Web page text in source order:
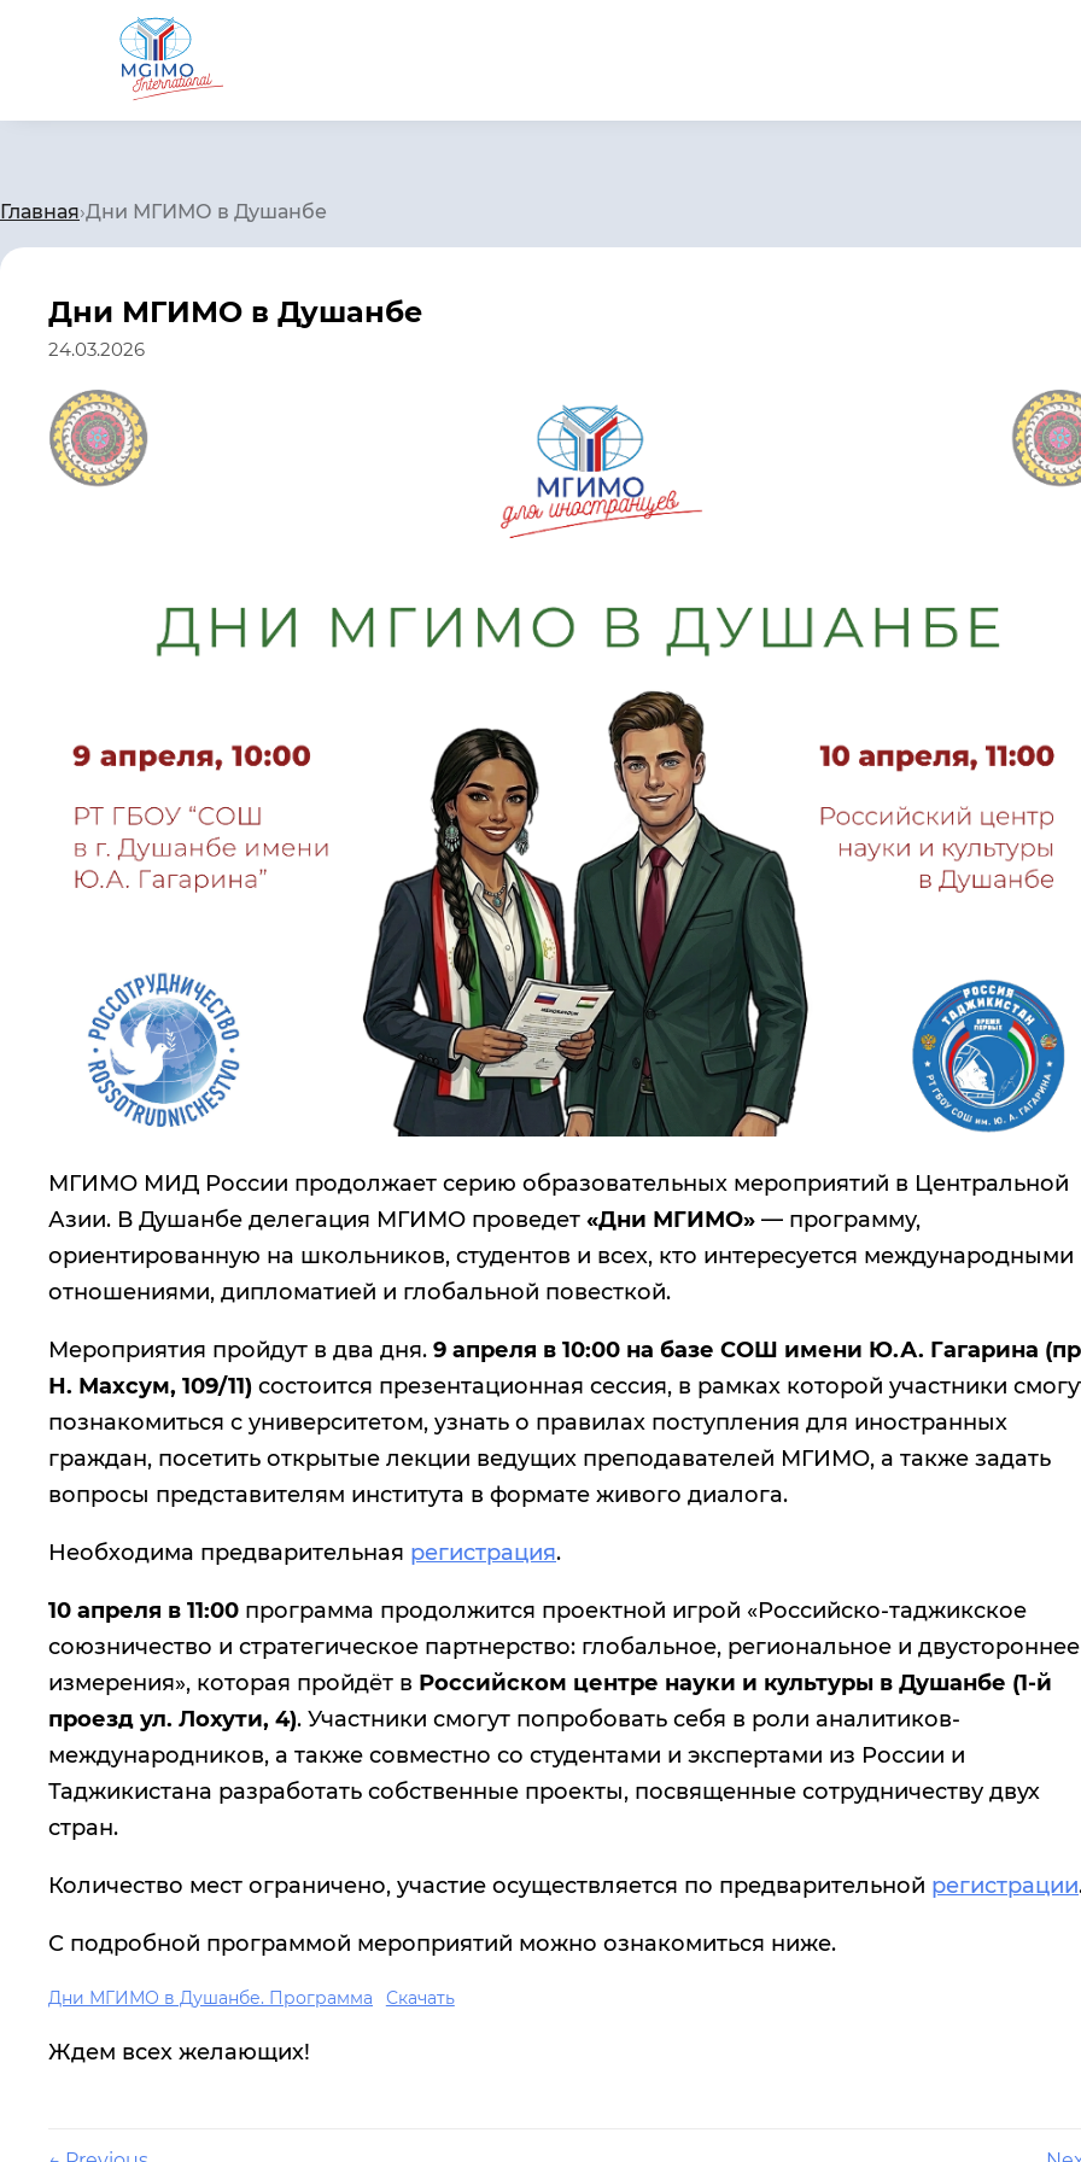
Главная›Дни МГИМО в Душанбе
Дни МГИМО в Душанбе
24.03.2026
МГИМО МИД России продолжает серию образовательных мероприятий в Центральной
Азии. В Душанбе делегация МГИМО проведет «Дни МГИМО» — программу,
ориентированную на школьников, студентов и всех, кто интересуется международными
отношениями, дипломатией и глобальной повесткой.
Мероприятия пройдут в два дня. 9 апреля в 10:00 на базе СОШ имени Ю.А. Гагарина
Н. Махсум, 109/11) состоится презентационная сессия, в рамках которой участники
познакомиться с университетом, узнать о правилах поступления для иностранных
граждан, посетить открытые лекции ведущих преподавателей МГИМО, а также задать
вопросы представителям института в формате живого диалога.
Необходима предварительная регистрация.
10 апреля в 11:00 программа продолжится проектной игрой «Российско-таджикское
союзничество и стратегическое партнерство: глобальное, региональное и двустороннее
измерения», которая пройдёт в Российском центре науки и культуры в Душанбе (1-й
проезд ул. Лохути, 4). Участники смогут попробовать себя в роли аналитиков-
международников, а также совместно со студентами и экспертами из России и
Таджикистана разработать собственные проекты, посвященные сотрудничеству двух
стран.
Количество мест ограничено, участие осуществляется по предварительной регистрации
С подробной программой мероприятий можно ознакомиться ниже.
Дни МГИМО в Душанбе. Программа Скачать
Ждем всех желающих!